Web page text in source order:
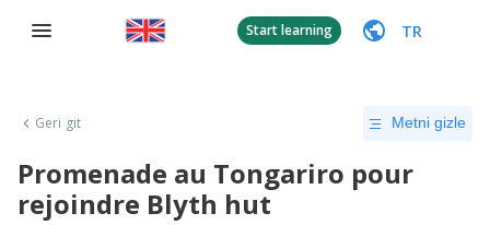
Start learning TR
Geri git Metni gizle
Promenade au Tongariro pour
rejoindre Blyth hut